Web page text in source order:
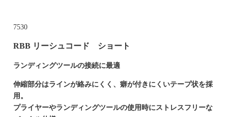
7530
RBB リーシュコード ショート
ランディングツールの接続に最適
伸縮部分はラインが絡みにくく、癖が付きにくいテープ状を採
用。
プライヤーやランディングツールの使用時にストレスフリーな